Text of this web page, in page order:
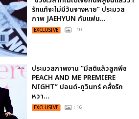
รักแท้จะไม่มีวันจางหาย” ประมวล
ภาพ JAEHYUN กับแฟน...
EXCLUSIVE : 10
ประมวลภาพงาน “มีสติแล้วลูกพีช
PEACH AND ME PREMIERE
NIGHT” ปอนด์-ภูวินทร์ คลั่งรัก
หวา...
EXCLUSIVE : 16